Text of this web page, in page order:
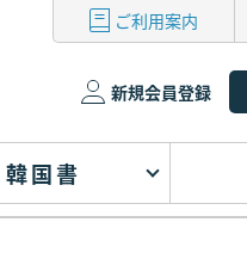
ご利用案内
新規会員登録
韓国書